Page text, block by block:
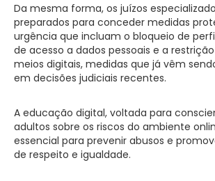
Da mesma forma, os juízos
preparados para conceder medidas
urgência que incluam o bloqueio de
de acesso a dados pessoais e a
meios digitais, medidas que já vêm
em decisões judiciais recentes.
A educação digital, voltada para
adultos sobre os riscos do ambiente
essencial para prevenir abusos e
de respeito e igualdade.